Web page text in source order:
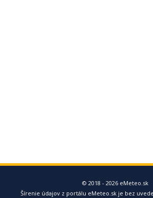
© 2018 - 2026 eMeteo.sk
Šírenie údajov z portálu eMeteo.sk je bez